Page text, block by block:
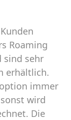
Roaming
sind sehr
erhältlich.
immer
wird
Die